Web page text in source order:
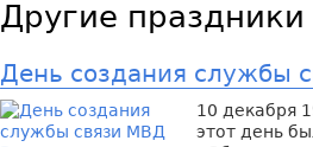
Другие
День создания службы
10 декабря
этот день